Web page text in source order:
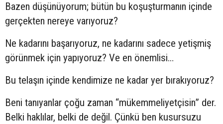
Bazen düşünüyorum; bütün bu koşuşturmanın içinde
gerçekten nereye varıyoruz?
Ne kadarını başarıyoruz, ne kadarını sadece yetişmiş
görünmek için yapıyoruz? Ve en önemlisi…
Bu telaşın içinde kendimize ne kadar yer bırakıyoruz?
Beni tanıyanlar çoğu zaman “mükemmeliyetçisin” der.
Belki haklılar, belki de değil. Çünkü ben kusursuzu